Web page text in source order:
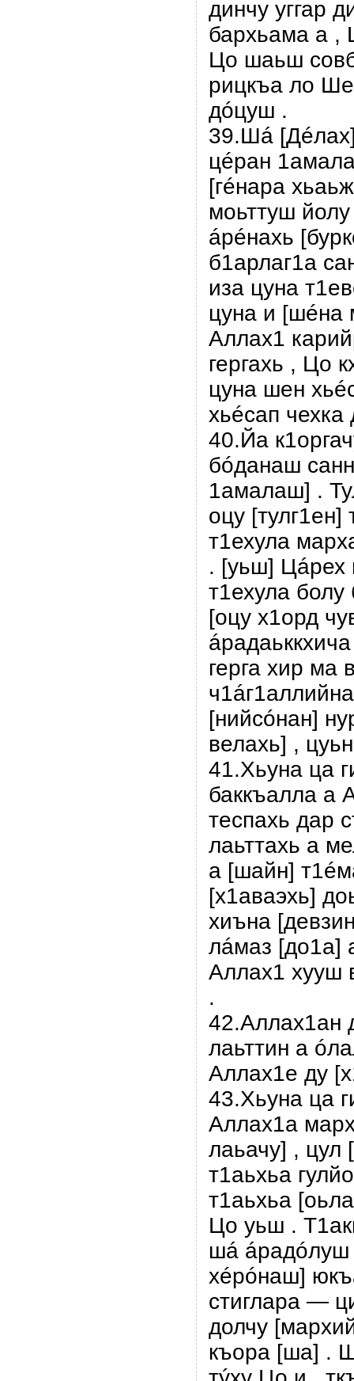
динчу уггар
бархьама а ,
Цо шаьш
рицкъа ло
дóцуш .
39.Шá
цéран
[гéнара
моьттуш
áрéнахь
б1арлаг1а
иза цуна
цуна и [шéна
Аллах1
гергахь , Цо
цуна шен
хьéсап
40.Йа
бóданаш
1амалаш] .
оцу
т1ехула
. [уьш] Цáрех
т1ехула
[оцу х1орд
герга хир ма
[нийсóнан]
велахь] ,
41.Хьуна ца
баккъалла а
теспахь дар
лаьттахь а
а [шайн]
[х1аваэхь]
хиъна
лáмаз [до1а]
Аллах1 хууш
.
42.Аллах1ан
лаьттин а
Аллах1е ду
43.Хьуна ца
Аллах1а
лаьачу] , цул
т1аьхьа
т1аьхьа
Цо уьш .
шá áрадóлуш
хéрóнаш]
стиглара —
долчу
къора [ша] .